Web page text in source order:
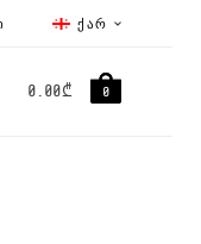
ᲥᲐᲠ
0.00₾ 0